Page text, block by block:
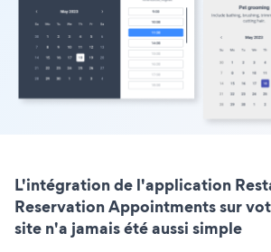
L'intégration de l'application
Reservation Appointments sur
site n'a jamais été aussi simple